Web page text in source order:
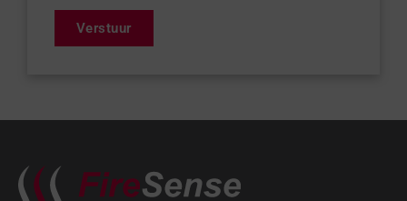
Verstuur